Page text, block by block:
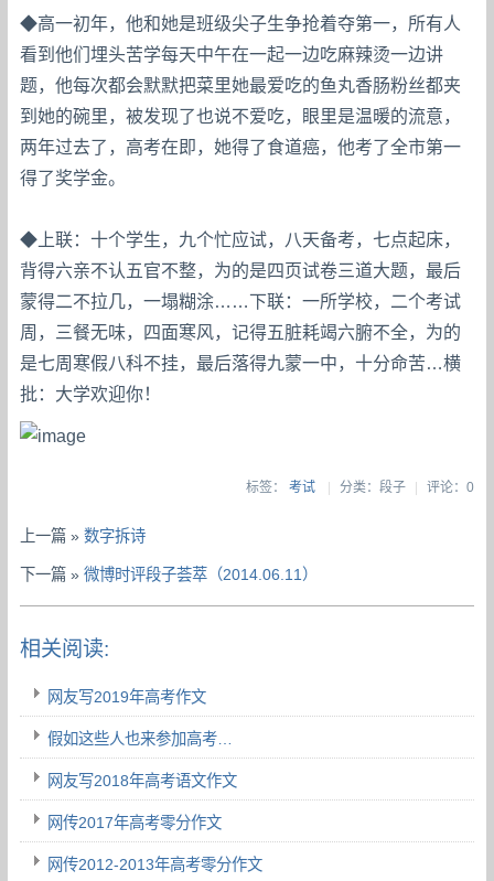
◆高一初年，他和她是班级尖子生争抢着夺第一，所有人
看到他们埋头苦学每天中午在一起一边吃麻辣烫一边讲
题，他每次都会默默把菜里她最爱吃的鱼丸香肠粉丝都夹
到她的碗里，被发现了也说不爱吃，眼里是温暖的流意，
两年过去了，高考在即，她得了食道癌，他考了全市第一
得了奖学金。
◆上联：十个学生，九个忙应试，八天备考，七点起床，
背得六亲不认五官不整，为的是四页试卷三道大题，最后
蒙得二不拉几，一塌糊涂……下联：一所学校，二个考试
周，三餐无味，四面寒风，记得五脏耗竭六腑不全，为的
是七周寒假八科不挂，最后落得九蒙一中，十分命苦…横
批：大学欢迎你！
标签： 考试 | 分类：段子| 评论：0
上一篇 »数字拆诗
下一篇 »微博时评段子荟萃（2014.06.11）
相关阅读:
网友写2019年高考作文
假如这些人也来参加高考…
网友写2018年高考语文作文
网传2017年高考零分作文
网传2012-2013年高考零分作文